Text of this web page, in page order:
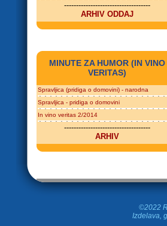
------------------------------------
ARHIV ODDAJ
MINUTE ZA HUMOR (IN VINO
VERITAS)
Spravljica (pridiga o domovini) - narodna
Spravljica - pridiga o domovini
In vino veritas 2/2014
------------------------------------
ARHIV
©2022
Izdelava,